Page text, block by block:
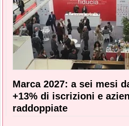
Marca 2027: a sei mesi
+13% di iscrizioni e
raddoppiate